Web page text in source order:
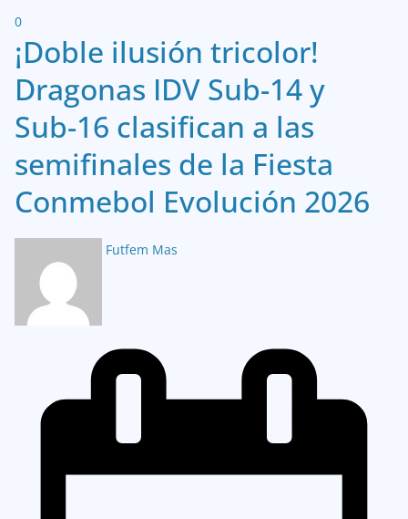
0
¡Doble ilusión tricolor!
Dragonas IDV Sub-14 y
Sub-16 clasifican a las
semifinales de la Fiesta
Conmebol Evolución 2026
Futfem Mas